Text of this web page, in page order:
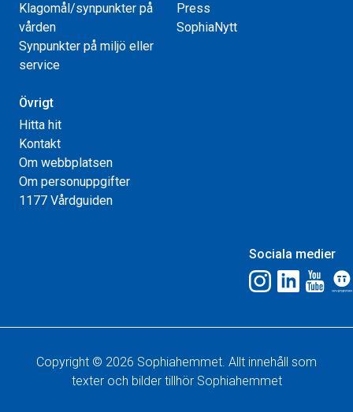
Klagomål/synpunkter på
vården
Synpunkter på miljö eller
service
Press
SophiaNytt
Övrigt
Hitta hit
Kontakt
Om webbplatsen
Om personuppgifter
1177 Vårdguiden
Sociala medier
Copyright © 2026 Sophiahemmet. Allt innehåll som
texter och bilder tillhör Sophiahemmet